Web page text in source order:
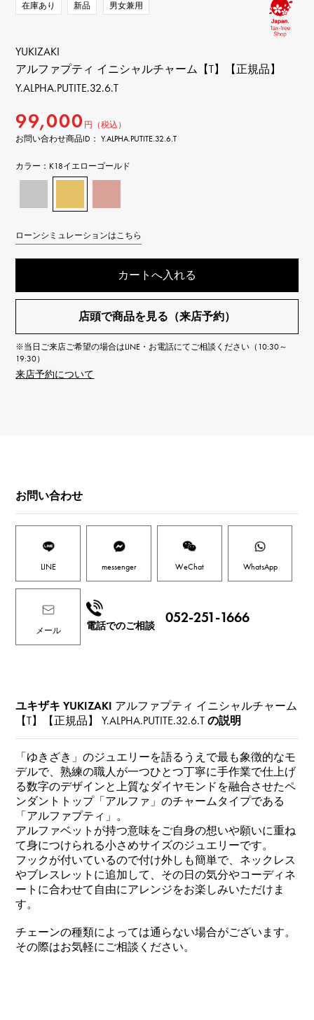
在庫あり 新品 男女兼用
YUKIZAKI
アルファプティ イニシャルチャーム【T】【正規品】
Y.ALPHA.PUTITE.32.6.T
99,000 円（税込）
お問い合わせ商品ID： Y.ALPHA.PUTITE.32.6.T
カラー： K18イエローゴールド
ローンシミュレーションはこちら
カートへ入れる
店頭で商品を見る（来店予約）
※当日ご来店ご希望の場合はLINE・お電話にてご相談ください（10:30～
19:30）
来店予約について
お問い合わせ
LINE messenger WeChat WhatsApp
メール 電話でのご相談
052-251-1666
ユキザキ YUKIZAKI アルファプティ イニシャルチャーム
【T】【正規品】
Y.ALPHA.PUTITE.32.6.T の説明
「ゆきざき」のジュエリーを語るうえで最も象徴的なモ
デルで、熟練の職人が一つひとつ丁寧に手作業で仕上げ
る数字のデザインと上質なダイヤモンドを融合させたペ
ンダントトップ「アルファ」のチャームタイプである
「アルファプティ」。
アルファベットが持つ意味をご自身の想いや願いに重ね
て身につけられる小さめサイズのジュエリーです。
フックが付いているので付け外しも簡単で、ネックレス
やブレスレットに追加して、その日の気分やコーディネ
ートに合わせて自由にアレンジをお楽しみいただけま
す。
チェーンの種類によっては通らない場合がございます。
その際はお気軽にご相談ください。